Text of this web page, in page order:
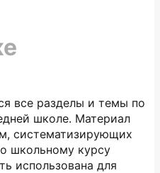
все разделы и темы по
школе. Материал
систематизирующих
школьному курсу
использована для